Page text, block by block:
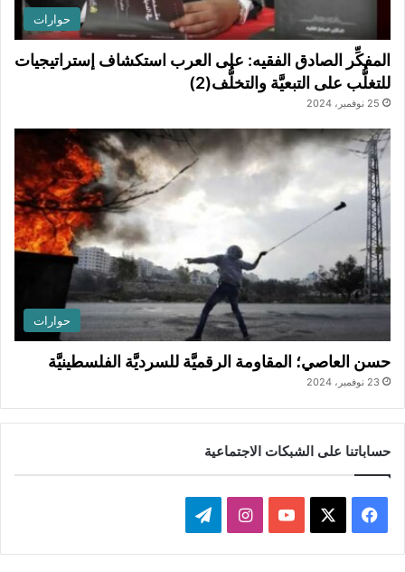
حوارات
المفكِّر الصادق الفقيه: على العرب استكشاف إستراتيجيات
للتغلُّب على التبعيَّة والتخلُّف(2)
25 نوفمبر، 2024
حوارات
حسن العاصي؛ المقاومة الرقميَّة للسرديَّة الفلسطينيَّة
23 نوفمبر، 2024
حساباتنا على الشبكات الاجتماعية
ي
X
Y
ن
ي